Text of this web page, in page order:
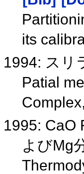
its
1994: スリ
Patial
1995: CaO
よびMg